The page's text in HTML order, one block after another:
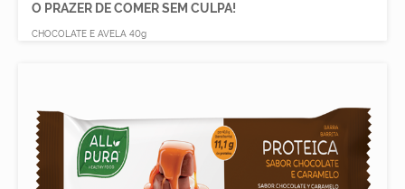
O PRAZER DE COMER SEM CULPA!
CHOCOLATE E AVELA 40g